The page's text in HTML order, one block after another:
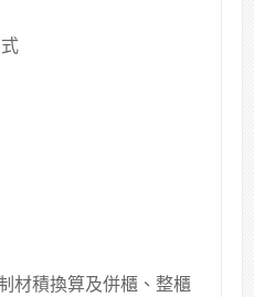
材積換算及併櫃、整櫃